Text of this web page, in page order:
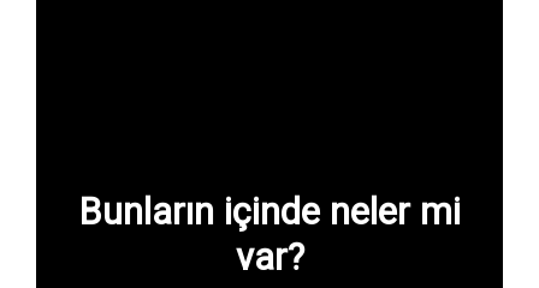
Bunların içinde neler mi
var?